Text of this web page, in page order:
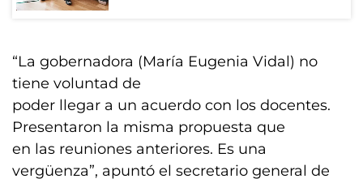
“La gobernadora (María Eugenia Vidal) no
tiene voluntad de
poder llegar a un acuerdo con los docentes.
Presentaron la misma propuesta que
en las reuniones anteriores. Es una
vergüenza”, apuntó el secretario general de